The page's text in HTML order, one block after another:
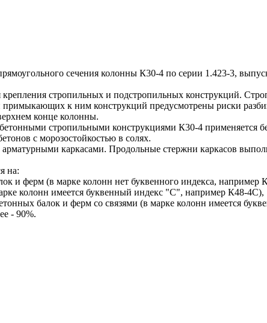
сечения колонны К30-4 по серии 1.423-3,
стропильных и подстропильных конструкций.
примыкающих к ним конструкций предусмотрены риски
конце колонны.
стропильными конструкциями К30-4 применяется
с морозостойкостью в солях.
каркасами. Продольные стержни каркасов
на:
и ферм (в марке колонн нет буквенного индекса, например
колонн имеется буквенный индекс "С", например К48-4С),
балок и ферм со связями (в марке колонн имеется
- 90%.